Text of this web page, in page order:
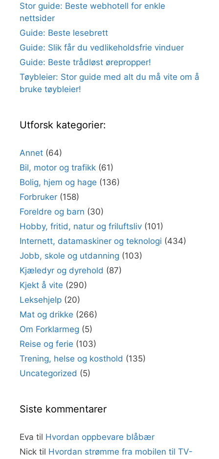
Stor guide: Beste webhotell for enkle
nettsider
Guide: Beste lesebrett
Guide: Slik får du vedlikeholdsfrie vinduer
Guide: Beste trådløst ørepropper!
Tøybleier: Stor guide med alt du må vite om å
bruke tøybleier!
Utforsk kategorier:
Annet (64)
Bil, motor og trafikk (61)
Bolig, hjem og hage (136)
Forbruker (158)
Foreldre og barn (30)
Hobby, fritid, natur og friluftsliv (101)
Internett, datamaskiner og teknologi (434)
Jobb, skole og utdanning (103)
Kjæledyr og dyrehold (87)
Kjekt å vite (290)
Leksehjelp (20)
Mat og drikke (266)
Om Forklarmeg (5)
Reise og ferie (103)
Trening, helse og kosthold (135)
Uncategorized (5)
Siste kommentarer
Eva til Hvordan oppbevare blåbær
Nick til Hvordan strømme fra mobilen til TV-